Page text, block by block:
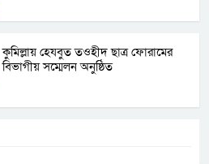
কুমিল্লায় হেযবুত তওহীদ ছাত্র ফোরামের
বিভাগীয় সম্মেলন অনুষ্ঠিত